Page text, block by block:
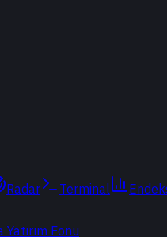
Radar Terminal
Yatırım Fonu